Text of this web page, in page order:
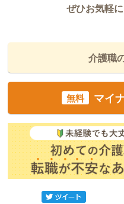
ぜひお気軽
介護職
無料 マイ